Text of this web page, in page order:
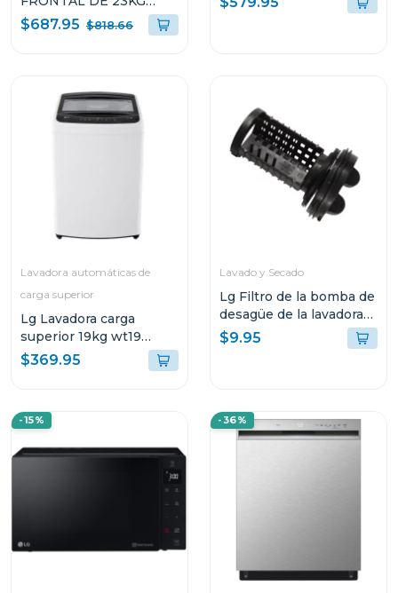
TURBOWASH 360 AI
DD CON VAPOR
$687.95 $818.66
INVERTER KW
Lavadora automáticas de
carga superior
Lg Lavadora carga
superior 19kg wt19
turbodrum smart
diagnosis color blanco
$369.95
Lavado y Secado
Lg Filtro de la bomba de
desagüe de la lavadora
de carga frontal
$9.95
-15% -36%